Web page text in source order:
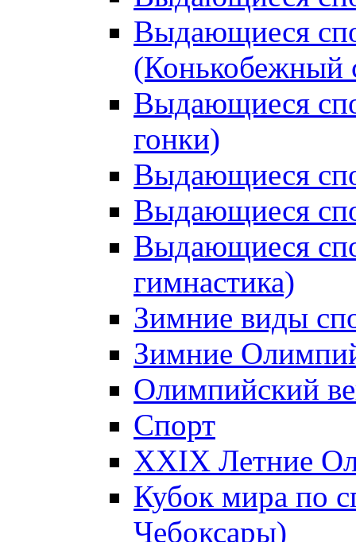
Выдающиеся
(Конькобежный
Выдающиеся
гонки)
Выдающиеся
Выдающиеся
Выдающиеся
гимнастика)
Зимние виды
Зимние
Олимпийский
Спорт
XXIX Летние
Кубок мира по
Чебоксары)